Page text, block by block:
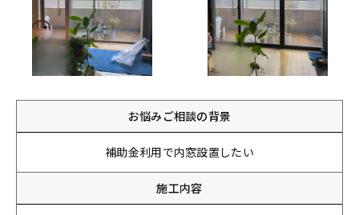
お悩みご相談の背景
補助金利用で内窓設置したい
施工内容